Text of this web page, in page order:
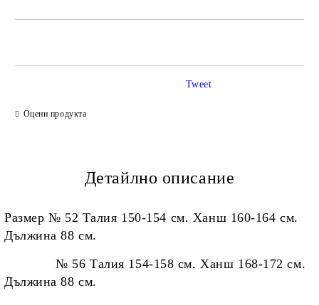
Оцени продукта
Tweet
Детайлно описание
Размер № 52 Талия 150-154 см. Ханш 160-164 см.
Дължина 88см.
№ 56 Талия 154-158 см. Ханш 168-172 см.
Дължина 88 см.